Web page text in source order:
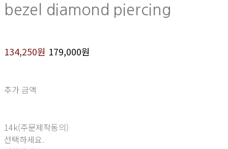
bezel diamond piercing
134,250원 179,000원
추가 금액
14k(주문제작동의)
선택하세요.